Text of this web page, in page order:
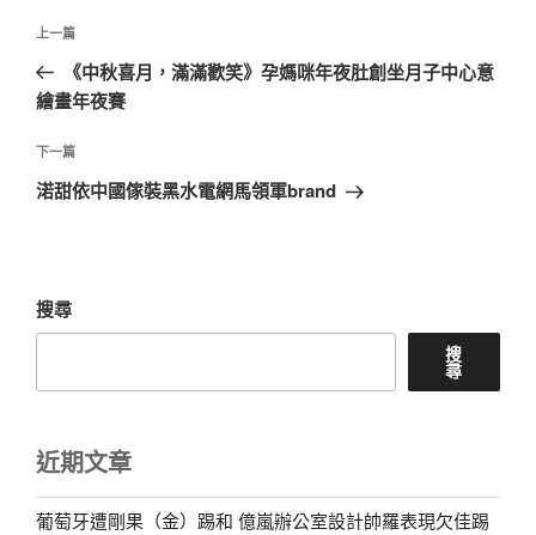
文
導
覽
上
一
篇
章
上一篇
《中秋喜月，滿滿歡笑》孕媽咪年夜肚創坐月子中心意
繪畫年夜賽
下
一
下一篇
渃甜依中國傢裝黑水電網馬領軍brand
搜尋
搜
尋
近期文章
葡萄牙遭剛果（金）踢和 億嵐辦公室設計帥羅表現欠佳踢